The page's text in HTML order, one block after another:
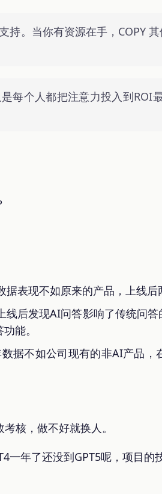
持。当你有资源在手，COPY
每个人都把注意力投入到ROI
表现不如原来的产品，上线
后发现AI问答影响了传统问
能。
据不如公司现有的非AI产品，
核，做不好就换人。
一年了还没到GPT5呢，项目的